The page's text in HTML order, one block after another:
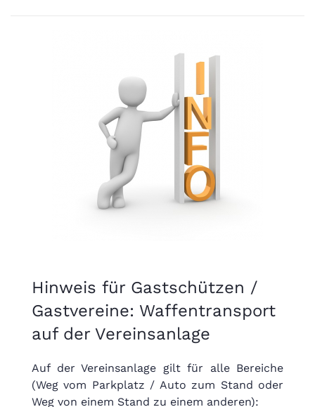
Hinweis für Gastschützen /
Gastvereine: Waffentransport
auf der Vereinsanlage
Auf der Vereinsanlage gilt für alle Bereiche
(Weg vom Parkplatz / Auto zum Stand oder
Weg von einem Stand zu einem anderen):